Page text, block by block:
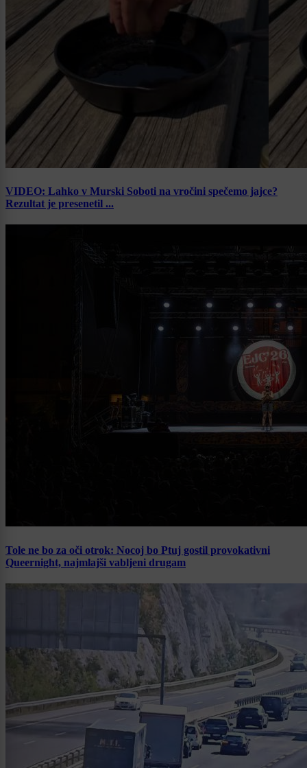
VIDEO: Lahko v Murski Soboti na vročini spečemo jajce?
Rezultat je presenetil ...
Tole ne bo za oči otrok: Nocoj bo Ptuj gostil provokativni
Queernight, najmlajši vabljeni drugam